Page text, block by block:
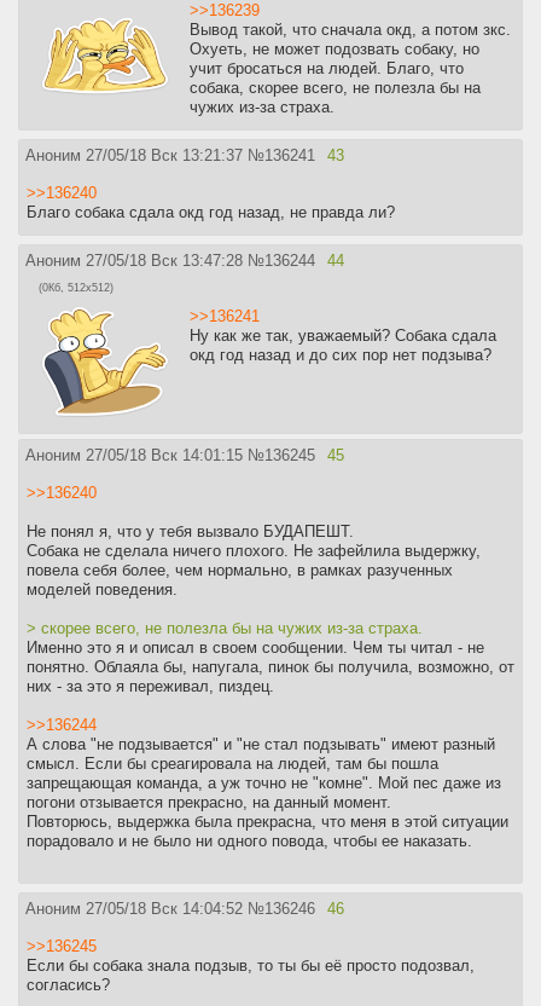
>>136239
Вывод такой, что сначала окд, а потом зкс.
Охуеть, не может подозвать собаку, но
учит бросаться на людей. Благо, что
собака, скорее всего, не полезла бы на
чужих из-за страха.
Аноним 27/05/18 Вск 13:21:37 №136241 43
>>136240
Благо собака сдала окд год назад, не правда ли?
Аноним 27/05/18 Вск 13:47:28 №136244 44
(0Кб, 512x512)
>>136241
Ну как же так, уважаемый? Собака сдала
окд год назад и до сих пор нет подзыва?
Аноним 27/05/18 Вск 14:01:15 №136245 45
>>136240
Не понял я, что у тебя вызвало БУДАПЕШТ.
Собака не сделала ничего плохого. Не зафейлила выдержку,
повела себя более, чем нормально, в рамках разученных
моделей поведения.
> скорее всего, не полезла бы на чужих из-за страха.
Именно это я и описал в своем сообщении. Чем ты читал - не
понятно. Облаяла бы, напугала, пинок бы получила, возможно, от
них - за это я переживал, пиздец.
>>136244
А слова "не подзывается" и "не стал подзывать" имеют разный
смысл. Если бы среагировала на людей, там бы пошла
запрещающая команда, а уж точно не "комне". Мой пес даже из
погони отзывается прекрасно, на данный момент.
Повторюсь, выдержка была прекрасна, что меня в этой ситуации
порадовало и не было ни одного повода, чтобы ее наказать.
Аноним 27/05/18 Вск 14:04:52 №136246 46
>>136245
Если бы собака знала подзыв, то ты бы её просто подозвал,
согласись?